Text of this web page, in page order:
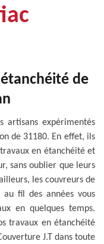
de
artisans expérimentés
de 31180. En effet, ils
en étanchéité et
sans oublier que leurs
les couvreurs de
au fil des années vous
en quelques temps.
travaux en étanchéité
J.T dans toute